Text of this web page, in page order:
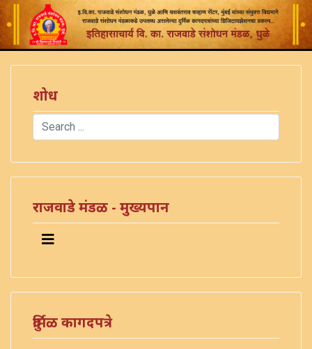
शोध
Search
राजवाडे मंडळ - मुख्यपान
दुर्मिळ कागदपत्रे